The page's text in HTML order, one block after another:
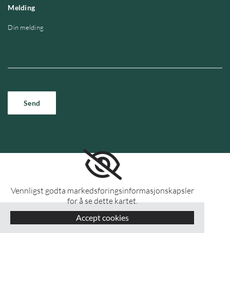
Melding
Vennligst godta markedsføringsinformasjonskapsler
for å se dette kartet.
Accept cookies